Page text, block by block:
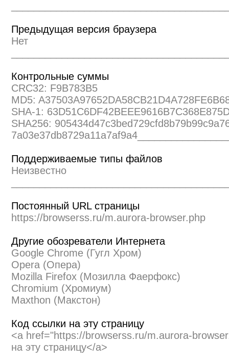
Предыдущая версия браузера
Нет
Контрольные суммы
CRC32: F9B783B5
MD5:
SHA-1:
SHA256:
Поддерживаемые типы файлов
Неизвестно
Постоянный URL страницы
https://browserss.ru/m.aurora-browser.php
Другие обозреватели Интернета
Google Chrome (Гугл Хром)
Opera (Опера)
Mozilla Firefox (Мозилла Фаерфокс)
Chromium (Хромиум)
Maxthon (Макстон)
Код ссылки на эту страницу
<a href="https://browserss.ru/m.aurora-
на эту страницу</a>